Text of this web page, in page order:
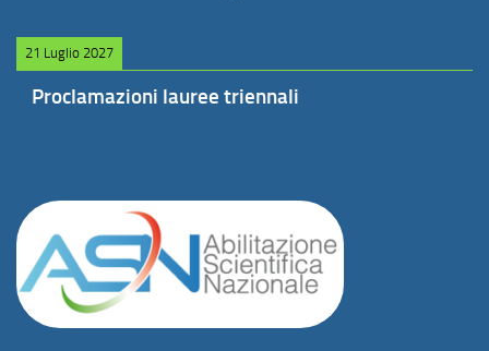
21 Luglio 2027
Proclamazioni lauree triennali